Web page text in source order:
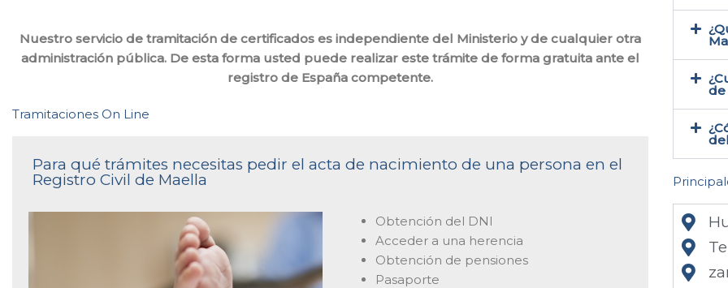
Nuestro servicio de tramitación de certificados es independiente del Ministerio y de cualquier otra
administración pública. De esta forma usted puede realizar este trámite de forma gratuita ante el
registro de España competente.
Tramitaciones On Line
Para qué trámites necesitas pedir el acta de nacimiento de una persona en el
Registro Civil de Maella
Obtención del DNI
Acceder a una herencia
Obtención de pensiones
Pasaporte
de